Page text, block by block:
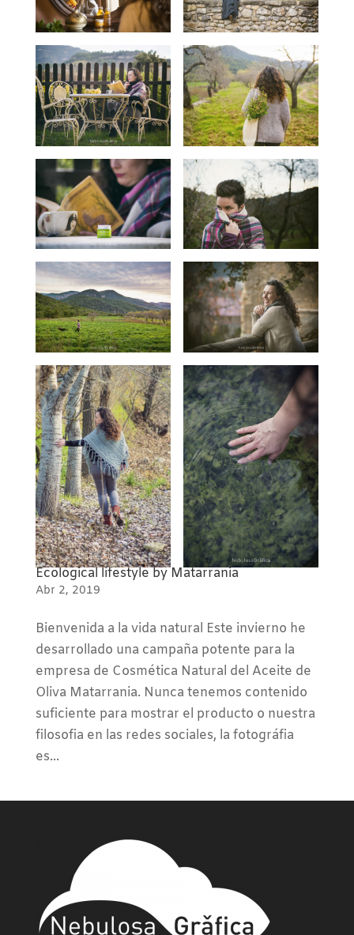
Ecological lifestyle by Matarrania
Abr 2, 2019
Bienvenida a la vida natural Este invierno he
desarrollado una campaña potente para la
empresa de Cosmética Natural del Aceite de
Oliva Matarrania. Nunca tenemos contenido
suficiente para mostrar el producto o nuestra
filosofia en las redes sociales, la fotográfia
es...